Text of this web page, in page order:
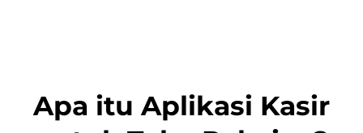
Apa itu Aplikasi Kasir